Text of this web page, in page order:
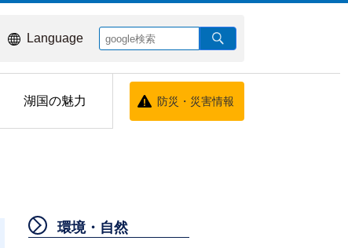
Language
湖国の魅力 防災・災害情報
環境・自然